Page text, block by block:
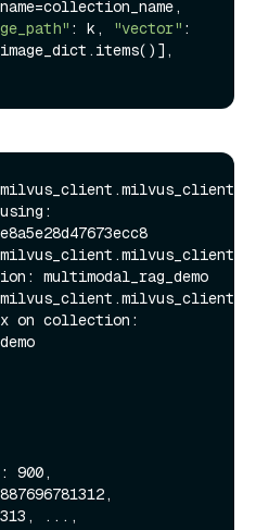
: k, "vector" :
image_dict.items()],
multimodal_rag_demo
on collection:
900,
...,